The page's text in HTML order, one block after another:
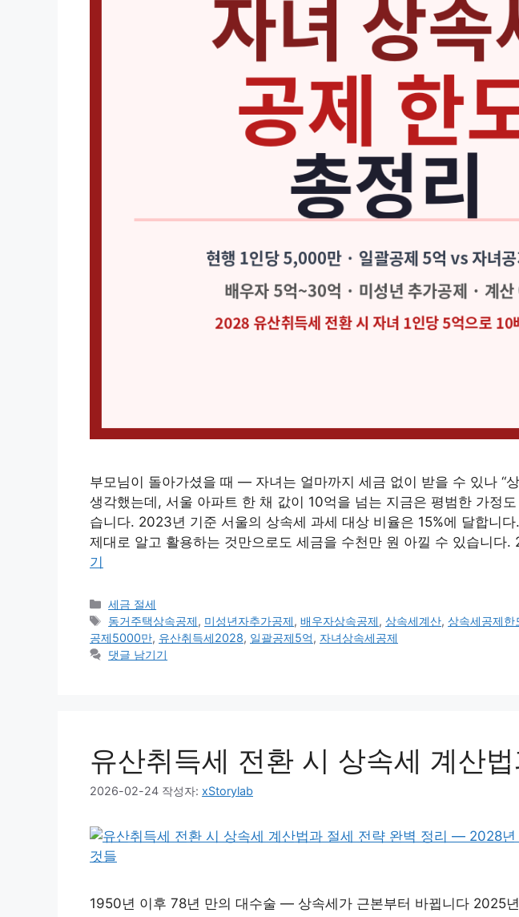
부모님이 돌아가셨을 때 — 자녀는 얼마까지 세금 없이 받을 수 있나 “
생각했는데, 서울 아파트 한 채 값이 10억을 넘는 지금은 평범한 가정
습니다. 2023년 기준 서울의 상속세 과세 대상 비율은 15%에 달합니
제대로 알고 활용하는 것만으로도 세금을 수천만 원 아낄 수 있습니다
기
카
테
고
리
세금 절세
태
그
동거주택상속공제, 미성년자추가공제,배우자상속공제,상속세계산,상속세공제한
공제5000만, 유산취득세2028, 일괄공제5억, 자녀상속세공제
댓글 남기기
유산취득세 전환 시 상속세 계산
2026-02-24 작성자: xStorylab
1950년 이후 78년 만의 대수술 — 상속세가 근본부터 바뀝니다 2025